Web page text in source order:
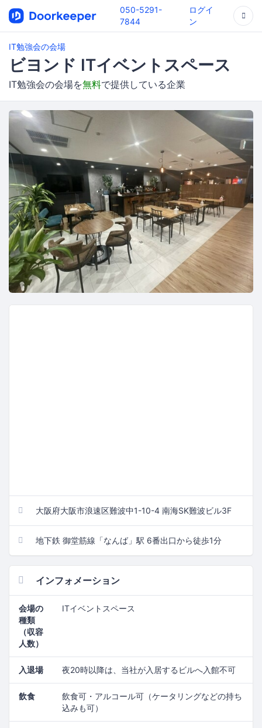
050-5291-
7844
ログイ
ン
IT勉強会の会場
ビヨンド ITイベントスペース
IT勉強会の会場を無料で提供している企業
大阪府大阪市浪速区難波中1-10-4 南海SK難波ビル3F
地下鉄 御堂筋線「なんば」駅 6番出口から徒歩1分
インフォメーション
会場の
種類
（収容
人数）
ITイベントスペース
入退場 夜20時以降は、当社が入居するビルへ入館不可
飲食
飲食可・アルコール可（ケータリングなどの持ち
込みも可）